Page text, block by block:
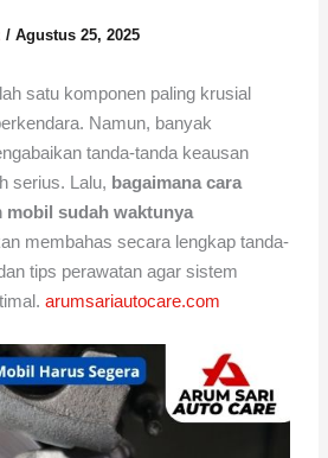
/Agustus 25, 2025
satu komponen paling krusial
Namun, banyak
tanda-tanda keausan
serius. Lalu, bagaimana cara
mobil sudah waktunya
membahas secara lengkap tanda-
tips perawatan agar sistem
arumsariautocare.com